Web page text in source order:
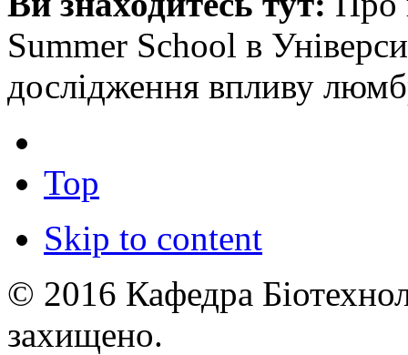
Summer School в
дослідження впливу
Top
Skip to content
© 2016 Кафедра
захищено.